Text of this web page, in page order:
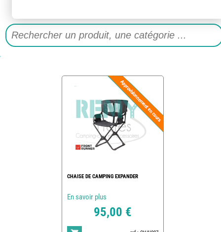
CHAISE DE CAMPING EXPANDER
En savoir plus
95,00 €